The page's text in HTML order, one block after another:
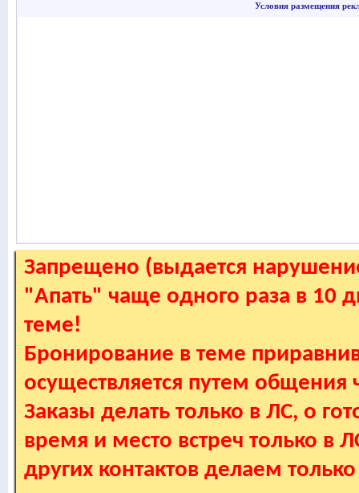
Условия размещения
Запрещено (выдается
"Апать" чаще одного раза в 10
теме!
Бронирование в теме
осуществляется путем
Заказы делать только в ЛС, о
время и место встреч только в
других контактов делаем